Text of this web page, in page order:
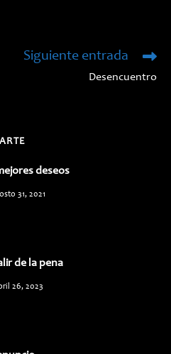
Siguiente entrada
Desencuentro
deseos
31, 2021
de la pena
26, 2023